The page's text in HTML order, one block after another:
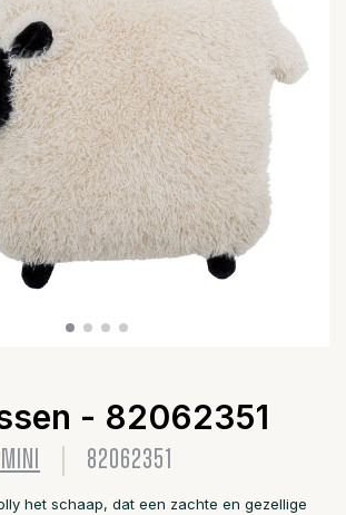
- 82062351
82062351
het schaap, dat een zachte en gezellige